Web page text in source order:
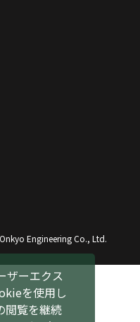
ザーエクス
を使用し
閲覧を継続
Engineering Co., Ltd.